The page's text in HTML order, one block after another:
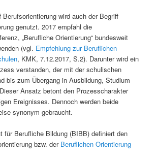
Berufsorientierung wird auch der Begriff
genutzt. 2017 empfahl die
„Berufliche Orientierung“ bundesweit
(vgl. Empfehlung zur Beruflichen
, KMK, 7.12.2017, S.2). Darunter wird ein
verstanden, der mit der schulischen
bis zum Übergang in Ausbildung, Studium
Ansatz betont den Prozesscharakter
Ereignisses. Dennoch werden beide
synonym gebraucht.
für Berufliche Bildung (BIBB) definiert den
bzw. der Beruflichen Orientierung